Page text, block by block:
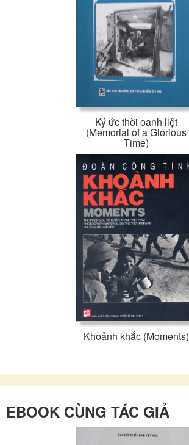
Ký ức thời oanh liệt
(Memorial of a Glorious
Time)
Khoảnh khắc (Moments)
EBOOK CÙNG TÁC GIẢ